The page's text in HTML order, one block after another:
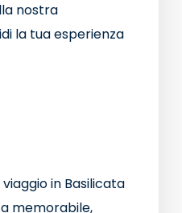
nostra
la tua esperienza
in Basilicata
memorabile,